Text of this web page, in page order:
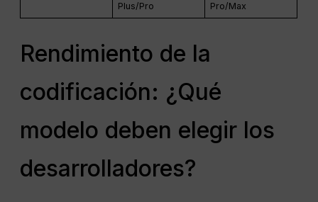
Plus/Pro
Pro/Max
Rendimiento de la
codificación: ¿Qué
modelo deben elegir los
desarrolladores?